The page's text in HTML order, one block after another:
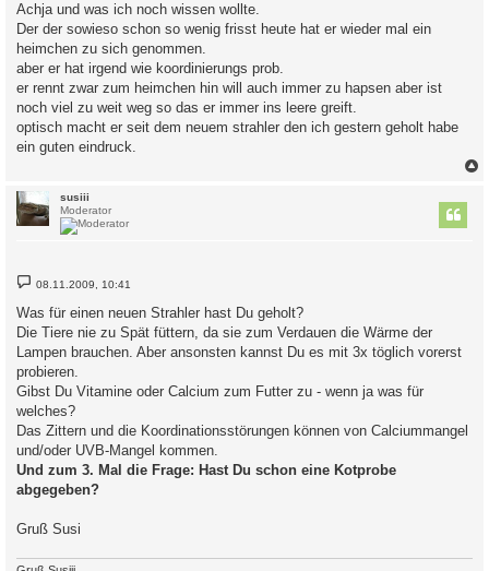
Achja und was ich noch wissen wollte.
Der der sowieso schon so wenig frisst heute hat er wieder mal ein
heimchen zu sich genommen.
aber er hat irgend wie koordinierungs prob.
er rennt zwar zum heimchen hin will auch immer zu hapsen aber ist
noch viel zu weit weg so das er immer ins leere greift.
optisch macht er seit dem neuem strahler den ich gestern geholt habe
ein guten eindruck.
susiii
Moderator
B
e
t
r
g
08.11.2009, 10:41
Was für einen neuen Strahler hast Du geholt?
Die Tiere nie zu Spät füttern, da sie zum Verdauen die Wärme der
Lampen brauchen. Aber ansonsten kannst Du es mit 3x töglich vorerst
probieren.
Gibst Du Vitamine oder Calcium zum Futter zu - wenn ja was für
welches?
Das Zittern und die Koordinationsstörungen können von Calciummangel
und/oder UVB-Mangel kommen.
Und zum 3. Mal die Frage: Hast Du schon eine Kotprobe
abgegeben?
Gruß Susi